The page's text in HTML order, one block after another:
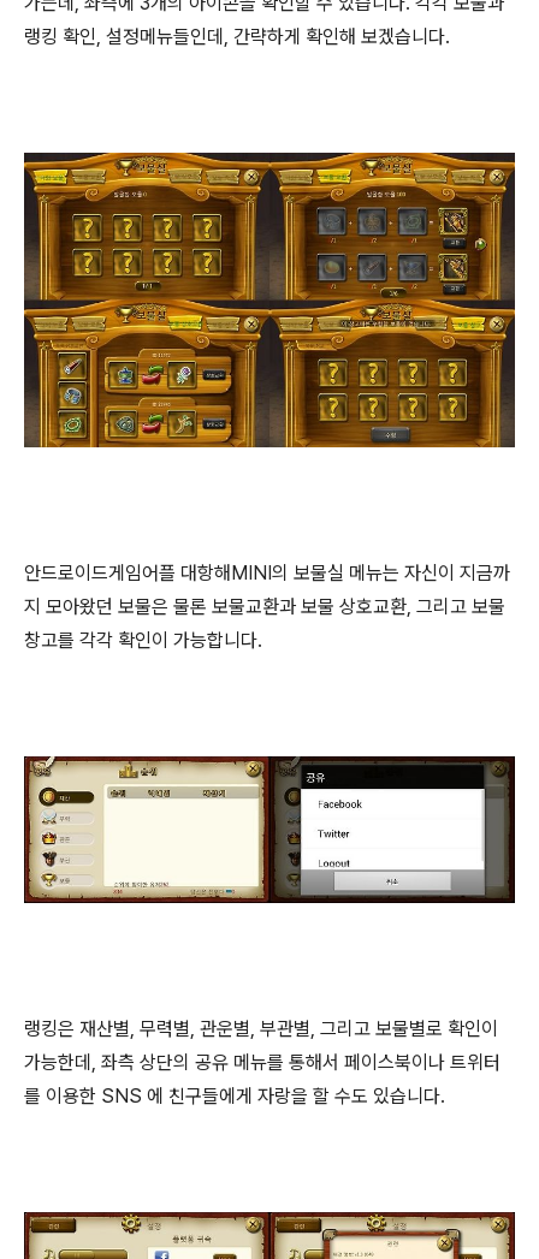
랭킹 확인, 설정메뉴들인데, 간략하게 확인해 보겠습니다.
안드로이드게임어플 대항해MINI의 보물실 메뉴는 자신이 지금까
지 모아왔던 보물은 물론 보물교환과 보물 상호교환, 그리고 보물
창고를 각각 확인이 가능합니다.
랭킹은 재산별, 무력별, 관운별, 부관별, 그리고 보물별로 확인이
가능한데, 좌측 상단의 공유 메뉴를 통해서 페이스북이나 트위터
를 이용한 SNS 에 친구들에게 자랑을 할 수도 있습니다.